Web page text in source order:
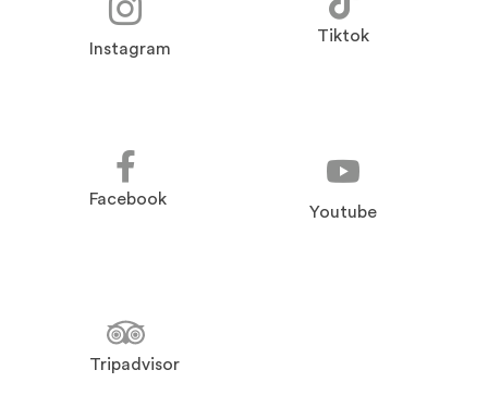
Instagram
Tiktok
Facebook
Youtube
Tripadvisor